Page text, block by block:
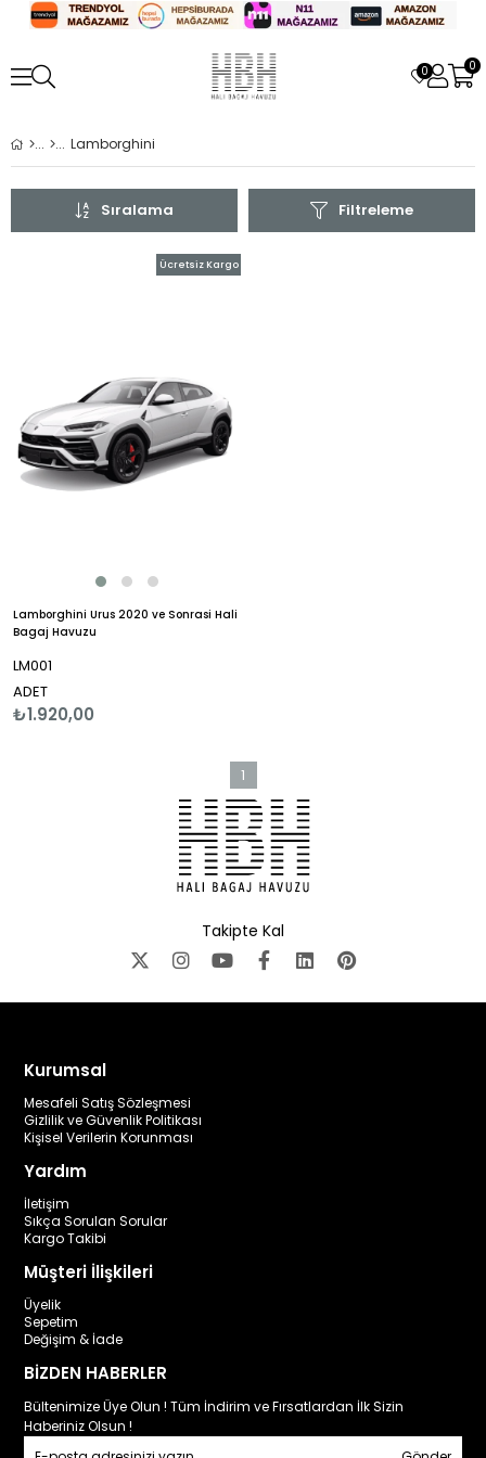
0 0
Lamborghini
Filtreleme
Sıralama
Lamborghini Urus 2020 ve Sonrasi Hali
Bagaj Havuzu
LM001
ADET
₺1.920,00
Ücretsiz Kargo
1
Takipte Kal
Kurumsal
Mesafeli Satış Sözleşmesi
Gizlilik ve Güvenlik Politikası
Kişisel Verilerin Korunması
Yardım
İletişim
Sıkça Sorulan Sorular
Kargo Takibi
Müşteri İlişkileri
Üyelik
Sepetim
Değişim & İade
BİZDEN HABERLER
Bültenimize Üye Olun ! Tüm İndirim ve Fırsatlardan İlk Sizin
Haberiniz Olsun !